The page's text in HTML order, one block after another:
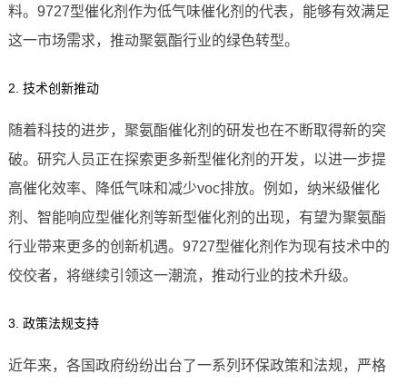
料。9727型催化剂作为低气味催化剂的代表，能够有效满足
这一市场需求，推动聚氨酯行业的绿色转型。
2. 技术创新推动
随着科技的进步，聚氨酯催化剂的研发也在不断取得新的突
破。研究人员正在探索更多新型催化剂的开发，以进一步提
高催化效率、降低气味和减少voc排放。例如，纳米级催化
剂、智能响应型催化剂等新型催化剂的出现，有望为聚氨酯
行业带来更多的创新机遇。9727型催化剂作为现有技术中的
佼佼者，将继续引领这一潮流，推动行业的技术升级。
3. 政策法规支持
近年来，各国政府纷纷出台了一系列环保政策和法规，严格